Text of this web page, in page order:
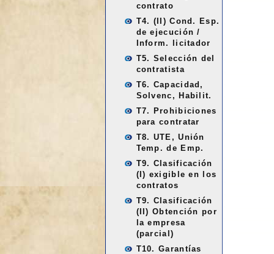
contrato
T4. (II) Cond. Esp.
de ejecución /
Inform. licitador
T5. Selección del
contratista
T6. Capacidad,
Solvenc, Habilit.
T7. Prohibiciones
para contratar
T8. UTE, Unión
Temp. de Emp.
T9. Clasificación
(I) exigible en los
contratos
T9. Clasificación
(II) Obtención por
la empresa
(parcial)
T10. Garantías